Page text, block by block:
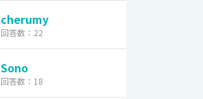
cherumy
回答数：22
Sono
回答数：18